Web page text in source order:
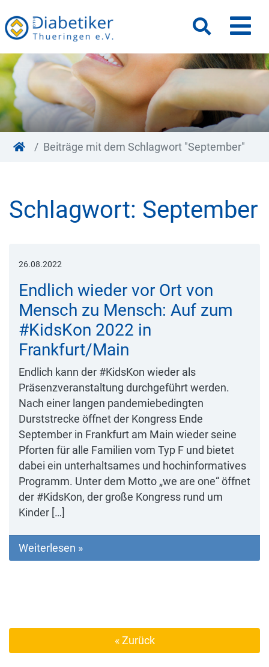
Beiträge mit dem Schlagwort "September"
Schlagwort: September
26.08.2022
Endlich wieder vor Ort von
Mensch zu Mensch: Auf zum
#KidsKon 2022 in
Frankfurt/Main
Endlich kann der #KidsKon wieder als
Präsenzveranstaltung durchgeführt werden.
Nach einer langen pandemiebedingten
Durststrecke öffnet der Kongress Ende
September in Frankfurt am Main wieder seine
Pforten für alle Familien vom Typ F und bietet
dabei ein unterhaltsames und hochinformatives
Programm. Unter dem Motto „we are one“ öffnet
der #KidsKon, der große Kongress rund um
Kinder […]
Weiterlesen »
« Zurück